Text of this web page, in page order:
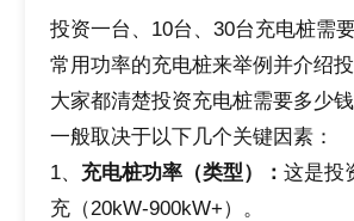
投资一台、10台、30台充电桩需
常用功率的充电桩来举例并介绍
大家都清楚投资充电桩需要多少
一般取决于以下几个关键因素：
1、 充电桩功率 （类型）： 这是投
充（20kW-900kW+）。